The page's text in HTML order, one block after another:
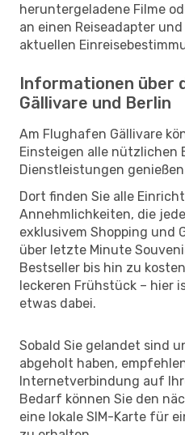
heruntergeladene Filme
an einen Reiseadapter
aktuellen
Informationen über
Gällivare und Berlin
Am Flughafen Gällivare
Einsteigen alle nützlichen
Dienstleistungen
Dort finden Sie alle
Annehmlichkeiten, die
exklusivem Shopping und
über letzte Minute
Bestseller bis hin zu
leckeren Frühstück – hier
etwas dabei.
Sobald Sie gelandet sind
abgeholt haben,
Internetverbindung auf
Bedarf können Sie den
eine lokale SIM-Karte für